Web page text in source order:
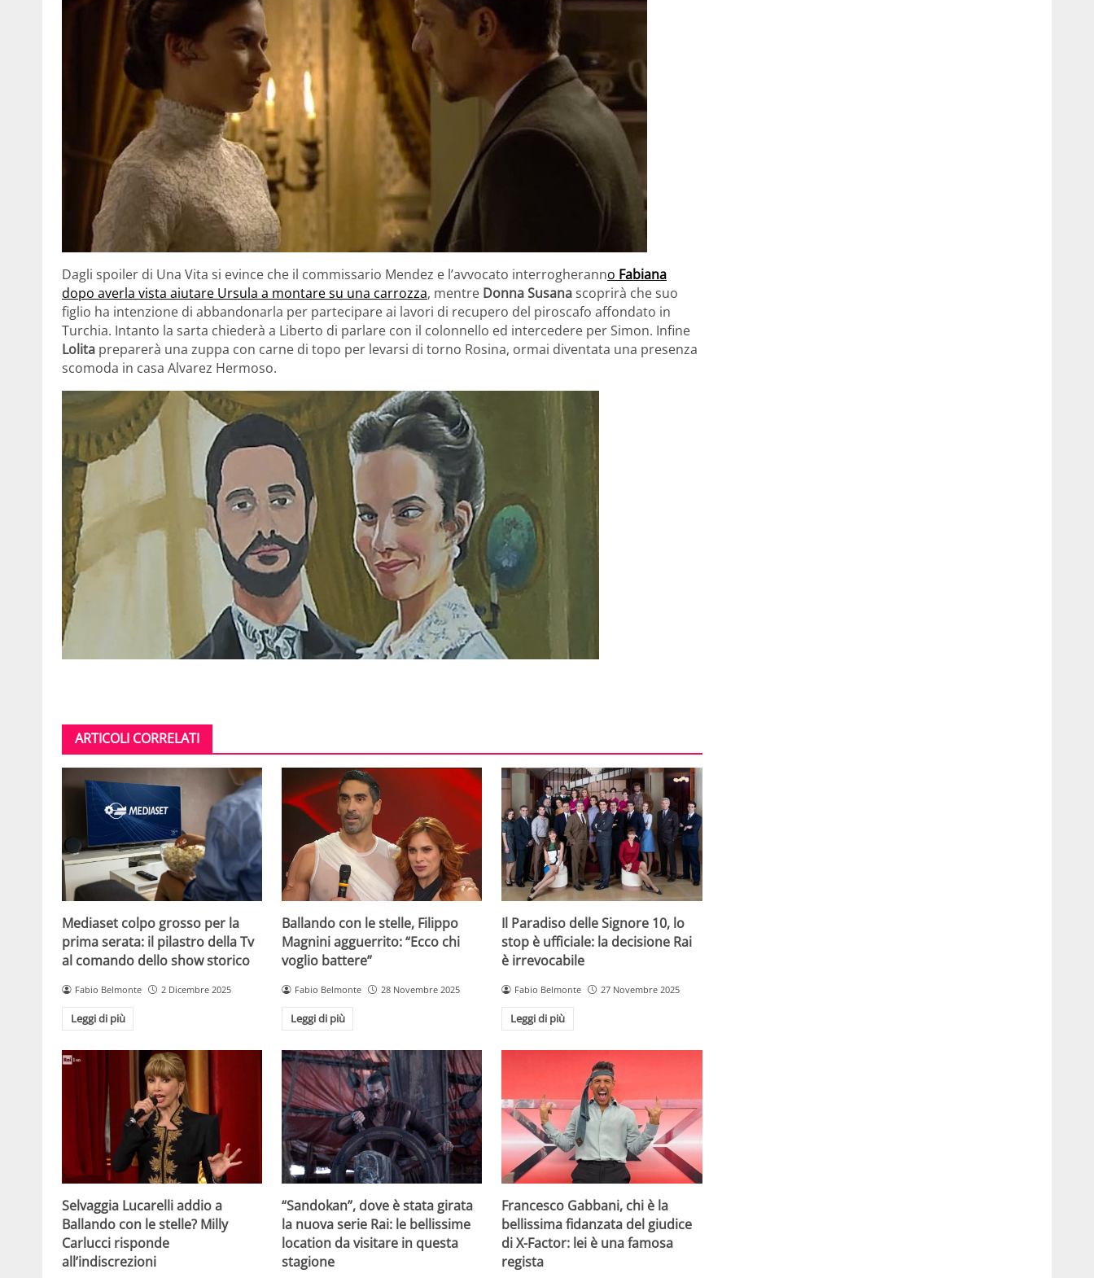
Dagli spoiler di Una Vita si evince che il commissario Mendez e l’avvocato interrogheranno Fabiana
dopo averla vista aiutare Ursula a montare su una carrozza, mentre Donna Susanascoprirà che suo
figlio ha intenzione di abbandonarla per partecipare ai lavori di recupero del piroscafo affondato in
Turchia. Intanto la sarta chiederà a Liberto di parlare con il colonnello ed intercedere per Simon. Infine
Lolita preparerà una zuppa con carne di topo per levarsi di torno Rosina, ormai diventata una presenza
scomoda in casa Alvarez Hermoso.
ARTICOLI CORRELATI
Mediaset colpo grosso per la
prima serata: il pilastro della Tv
al comando dello show storico
Fabio Belmonte 2 Dicembre 2025
Leggi di più
Ballando con le stelle, Filippo
Magnini agguerrito: “Ecco chi
voglio battere”
Fabio Belmonte 28 Novembre 2025
Leggi di più
Il Paradiso delle Signore 10, lo
stop è ufficiale: la decisione Rai
è irrevocabile
Fabio Belmonte 27 Novembre 2025
Leggi di più
Selvaggia Lucarelli addio a
Ballando con le stelle? Milly
Carlucci risponde
all’indiscrezioni
“Sandokan”, dove è stata girata
la nuova serie Rai: le bellissime
location da visitare in questa
stagione
Francesco Gabbani, chi è la
bellissima fidanzata del giudice
di X-Factor: lei è una famosa
regista